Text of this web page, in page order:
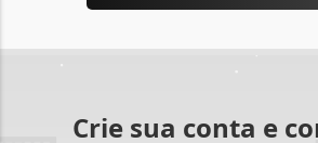
Crie sua conta e